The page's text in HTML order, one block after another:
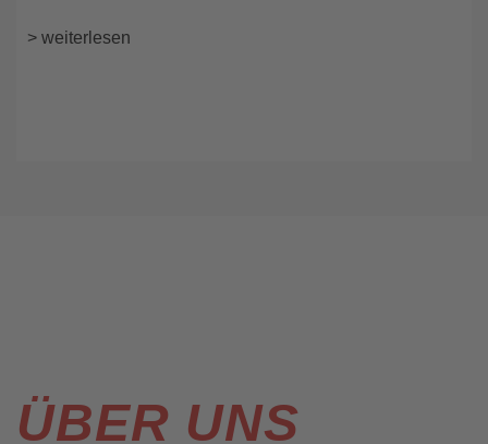
> weiterlesen
ÜBER UNS